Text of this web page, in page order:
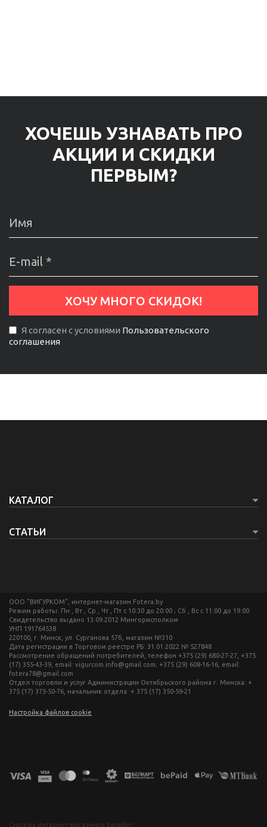
ХОЧЕШЬ УЗНАВАТЬ ПРО
АКЦИИ И СКИДКИ
ПЕРВЫМ?
Я согласен с условиями Пользовательского
соглашения
КАТАЛОГ
СТАТЬИ
ООО "ВИГУРКОМ", интернет-магазин Fotera.by
Режим работы: Пн , Вт , Ср , Чт , Пт c 10:30 до 20:00 ; Сб , Вс c 11:00 до 19:00
Свидетельство выдано 13.09.2012 Мингорисполком
УНП 191764538
220100, г. Минск, ул. Сурганова 57б, магазин №310
Дата регистрации в Торговом реестре РБ: 31.01.2022 № 527848
Рассмотрение обращений потребителей, телефон +375 (29) 680-27-27, +375
(17) 355-43-39, email: vigurcom.info@gmail.com; +375 (29) 608-16-16, email:
fotera78@gmail.com
Отдел торговли и услуг Администрации Октябрьского района г. Минска: +
375 (17) 373-50-76, начальник отдела: + 375 (17) 350-59-21
Настройка файлов cookie
Система интернет-магазинов beseller